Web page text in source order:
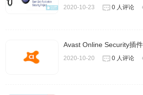
2020-10-23 0 人评论
Avast Online Security插
2020-10-20 0 人评论